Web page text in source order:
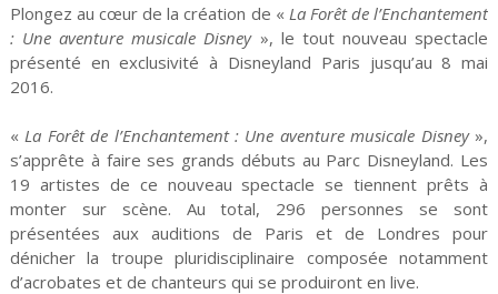
Plongez au cœur de la création de « La Forêt de l’Enchantement
: Une aventure musicale Disney», le tout nouveau spectacle
présenté en exclusivité à Disneyland Paris jusqu’au 8 mai
2016.
« La Forêt de l’Enchantement : Une aventure musicale Disney»,
s’apprête à faire ses grands débuts au Parc Disneyland. Les
19 artistes de ce nouveau spectacle se tiennent prêts à
monter sur scène. Au total, 296 personnes se sont
présentées aux auditions de Paris et de Londres pour
dénicher la troupe pluridisciplinaire composée notamment
d’acrobates et de chanteurs qui se produiront en live.